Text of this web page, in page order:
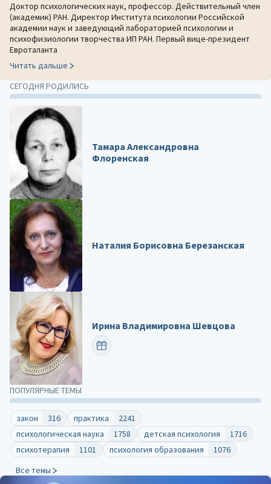
ПОПУЛЯРНЫЕ ТЕМЫ
закон 316 практика
2241
психологическая наука
1758 детская психология
1716
психотерапия
1101 психология образования
1076
Все темы
Доктор психологических наук, профессор. Действительный член
(академик) РАН. Директор Института психологии Российской
академии наук и заведующий лабораторией психологии и
психофизиологии творчества ИП РАН. Первый вице-президент
Евроталанта
Читать дальше
СЕГОДНЯ РОДИЛИСЬ
Тамара Александровна
Флоренская
Наталия Борисовна Березанская
Ирина Владимировна Шевцова
ПОЗДРАВИТЬ